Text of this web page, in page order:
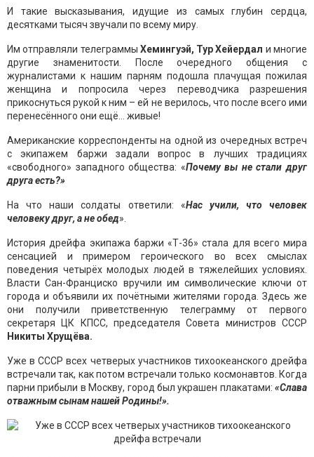
И такие высказывания, идущие из самых глубин сердца,
десятками тысяч звучали по всему миру.
Им отправляли телеграммы Хемингуэй, Тур Хейердал и многие
другие знаменитости. После очередного общения с
журналистами к нашим парням подошла плачущая пожилая
женщина и попросила через переводчика разрешения
прикоснуться рукой к ним – ей не верилось, что после всего ими
перенесённого они ещё… живые!
Американские корреспонденты на одной из очередных встреч
с экипажем баржи задали вопрос в лучших традициях
«свободного» западного общества: «Почему вы не стали друг
друга есть?»
На что наши солдаты ответили: «Нас учили, что человек
человеку друг, а не обед».
История дрейфа экипажа баржи «Т-36» стала для всего мира
сенсацией и примером героического во всех смыслах
поведения четырёх молодых людей в тяжелейших условиях.
Власти Сан-Франциско вручили им символические ключи от
города и объявили их почётными жителями города. Здесь же
они получили приветственную телеграмму от первого
секретаря ЦК КПСС, председателя Совета министров СССР
Никиты Хрущёва.
Уже в СССР всех четверых участников тихоокеанского дрейфа
встречали так, как потом встречали только космонавтов. Когда
парни прибыли в Москву, город был украшен плакатами: «Слава
отважным сынам нашей Родины!».